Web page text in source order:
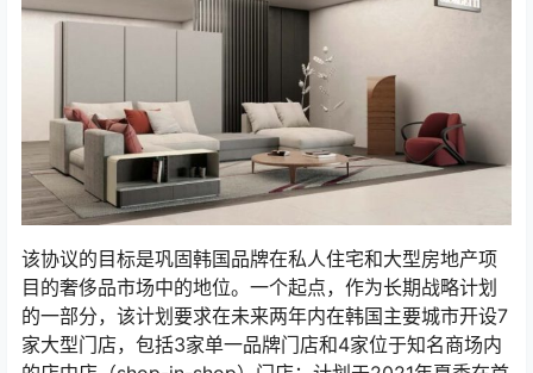
该协议的目标是巩固韩国品牌在私人住宅和大型房地产项
目的奢侈品市场中的地位。一个起点，作为长期战略计划
的一部分，该计划要求在未来两年内在韩国主要城市开设7
家大型门店，包括3家单一品牌门店和4家位于知名商场内